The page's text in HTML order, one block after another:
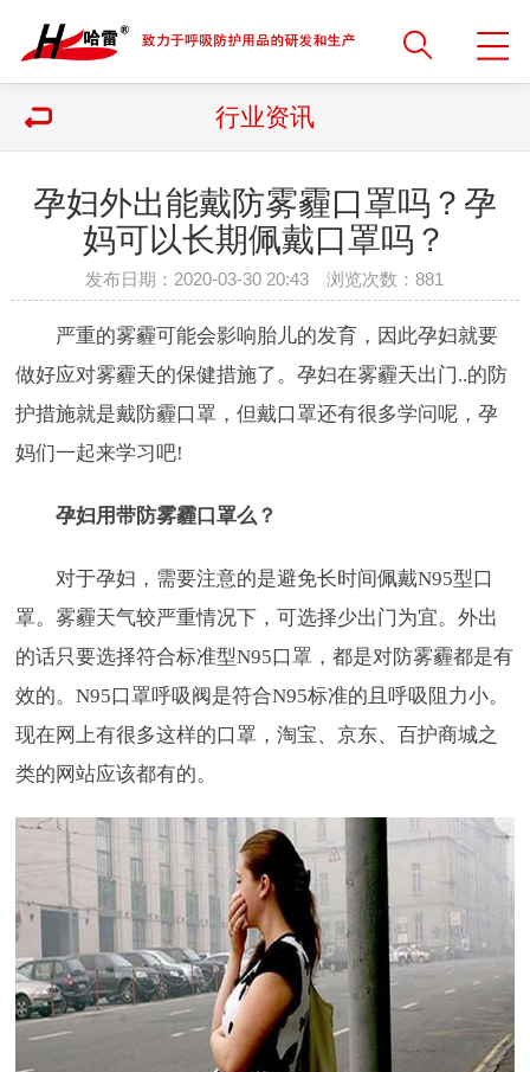
行业资讯
孕妇外出能戴防雾霾口罩吗？孕
妈可以长期佩戴口罩吗？
发布日期：2020-03-30 20:43 浏览次数：881
严重的雾霾可能会影响胎儿的发育，因此孕妇就要
做好应对雾霾天的保健措施了。孕妇在雾霾天出门..的防
护措施就是戴防霾口罩，但戴口罩还有很多学问呢，孕
妈们一起来学习吧!
孕妇用带防雾霾口罩么？
对于孕妇，需要注意的是避免长时间佩戴N95型口
罩。雾霾天气较严重情况下，可选择少出门为宜。外出
的话只要选择符合标准型N95口罩，都是对防雾霾都是有
效的。N95口罩呼吸阀是符合N95标准的且呼吸阻力小。
现在网上有很多这样的口罩，淘宝、京东、百护商城之
类的网站应该都有的。